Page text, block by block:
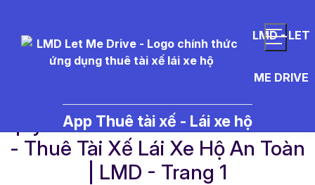
LMD - LET
ME DRIVE
App Thuê tài xế - Lái xe hộ
- Thuê Tài Xế Lái Xe Hộ An Toàn
| LMD - Trang 1​